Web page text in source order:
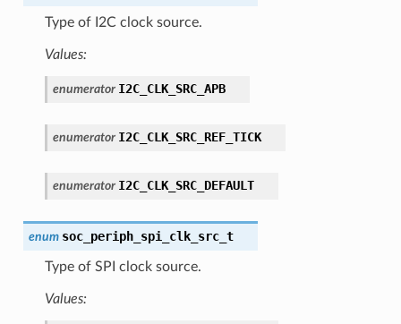
Type of I2C clock source.
Values:
enumerator I2C_CLK_SRC_APB
enumerator I2C_CLK_SRC_REF_TICK
enumerator I2C_CLK_SRC_DEFAULT
enum soc_periph_spi_clk_src_t
Type of SPI clock source.
Values: